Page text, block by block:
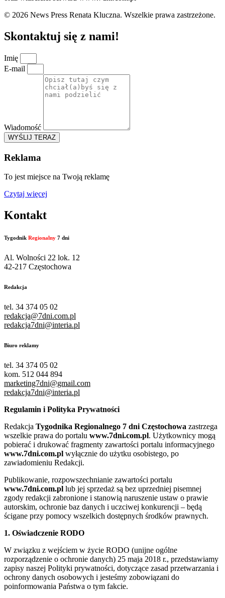
© 2026 News Press Renata Kluczna. Wszelkie prawa zastrzeżone.
Skontaktuj się z nami!
Imię
E-mail
Wiadomość
WYŚLIJ TERAZ
Reklama
To jest miejsce na Twoją reklamę
Czytaj więcej
Kontakt
Tygodnik Regionalny 7 dni
Al. Wolności 22 lok. 12
42-217 Częstochowa
Redakcja
tel. 34 374 05 02
redakcja@7dni.com.pl
redakcja7dni@interia.pl
Biuro reklamy
tel. 34 374 05 02
kom. 512 044 894
marketing7dni@gmail.com
redakcja7dni@interia.pl
Regulamin i Polityka Prywatności
Redakcja Tygodnika Regionalnego 7 dni Częstochowa zastrzega
wszelkie prawa do portalu www.7dni.com.pl. Użytkownicy mogą
pobierać i drukować fragmenty zawartości portalu informacyjnego
www.7dni.com.pl wyłącznie do użytku osobistego, po
zawiadomieniu Redakcji.
Publikowanie, rozpowszechnianie zawartości portalu
www.7dni.com.pl lub jej sprzedaż są bez uprzedniej pisemnej
zgody redakcji zabronione i stanowią naruszenie ustaw o prawie
autorskim, ochronie baz danych i uczciwej konkurencji – będą
ścigane przy pomocy wszelkich dostępnych środków prawnych.
1. Oświadczenie RODO
W związku z wejściem w życie RODO (unijne ogólne
rozporządzenie o ochronie danych) 25 maja 2018 r., przedstawiamy
zapisy naszej Polityki prywatności, dotyczące zasad przetwarzania i
ochrony danych osobowych i jesteśmy zobowiązani do
poinformowania Państwa o tym fakcie.